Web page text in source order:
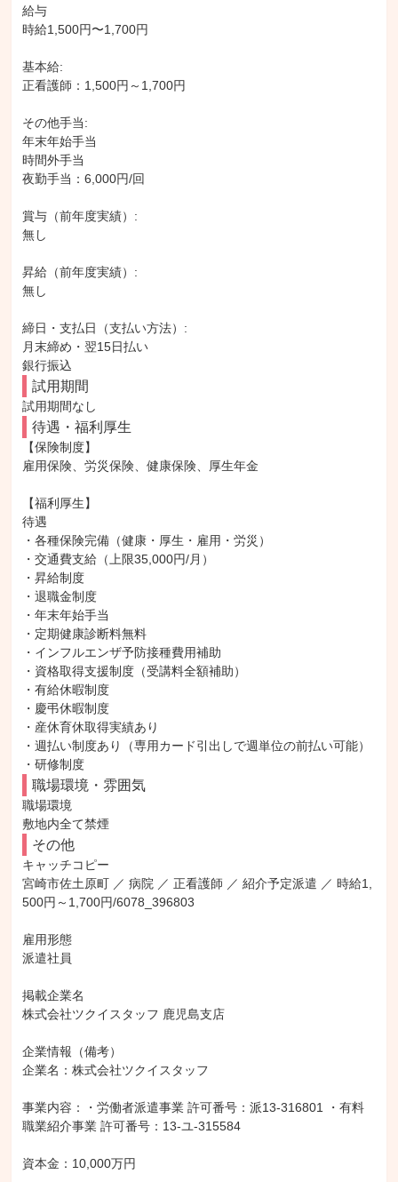
給与
時給1,500円〜1,700円
基本給:
正看護師：1,500円～1,700円
その他手当:
年末年始手当
時間外手当
夜勤手当：6,000円/回
賞与（前年度実績）:
無し
昇給（前年度実績）:
無し
締日・支払日（支払い方法）:
月末締め・翌15日払い
銀行振込
試用期間
試用期間なし
待遇・福利厚生
【保険制度】
雇用保険、労災保険、健康保険、厚生年金
【福利厚生】
待遇
・各種保険完備（健康・厚生・雇用・労災）
・交通費支給（上限35,000円/月）
・昇給制度
・退職金制度
・年末年始手当
・定期健康診断料無料
・インフルエンザ予防接種費用補助
・資格取得支援制度（受講料全額補助）
・有給休暇制度
・慶弔休暇制度
・産休育休取得実績あり
・週払い制度あり（専用カード引出しで週単位の前払い可能）
・研修制度
職場環境・雰囲気
職場環境
敷地内全て禁煙
その他
キャッチコピー
宮崎市佐土原町 ／ 病院 ／ 正看護師 ／ 紹介予定派遣 ／ 時給1,
500円～1,700円/6078_396803
雇用形態
派遣社員
掲載企業名
株式会社ツクイスタッフ 鹿児島支店
企業情報（備考）
企業名：株式会社ツクイスタッフ
事業内容：・労働者派遣事業 許可番号：派13-316801 ・有料
職業紹介事業 許可番号：13-ユ-315584
資本金：10,000万円